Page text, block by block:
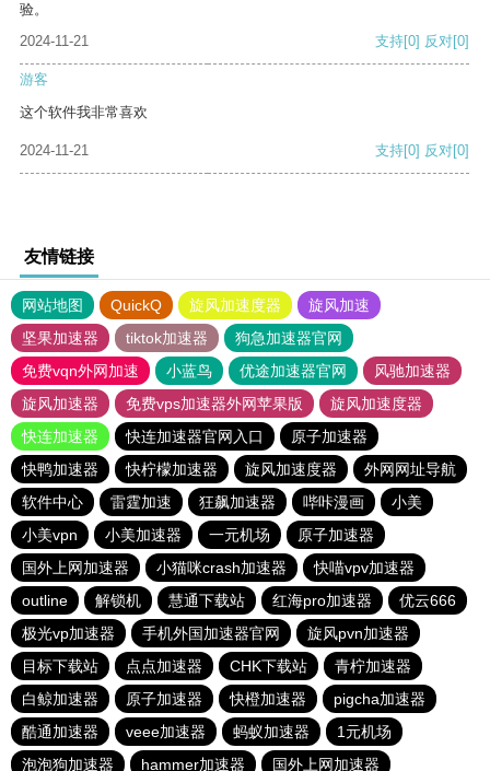
验。
2024-11-21
支持[0] 反对[0]
游客
这个软件我非常喜欢
2024-11-21 支持[0] 反对[0]
友情链接
网站地图 QuickQ 旋风加速度器
旋风加速
坚果加速器
tiktok加速器
狗急加速器官网
免费vqn外网加速
小蓝鸟 优途加速器官网
风驰加速器
旋风加速器
免费vps加速器外网苹果版
旋风加速度器
快连加速器
快连加速器官网入口
原子加速器
快鸭加速器
快柠檬加速器 旋风加速度器
外网网址导航
软件中心
雷霆加速 狂飙加速器 哔咔漫画
小美
小美vpn
小美加速器 一元机场
原子加速器
国外上网加速器
小猫咪crash加速器
快喵vpv加速器
outline
解锁机 慧通下载站 红海pro加速器
优云666
极光vp加速器
手机外国加速器官网
旋风pvn加速器
目标下载站
点点加速器 CHK下载站
青柠加速器
白鲸加速器
原子加速器 快橙加速器
pigcha加速器
酷通加速器
veee加速器 蚂蚁加速器
1元机场
泡泡狗加速器
hammer加速器 国外上网加速器